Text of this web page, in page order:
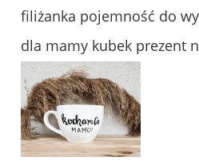
filiżanka pojemność do
dla mamy kubek prezent